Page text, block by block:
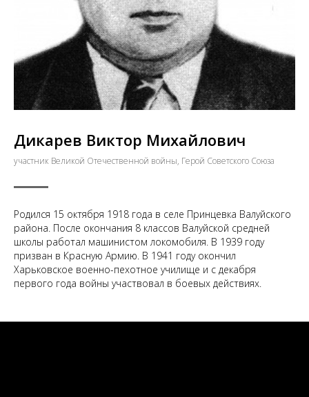
Дикарев Виктор Михайлович
участник Великой Отечественной войны, Герой Советского Союза
Родился 15 октября 1918 года в селе Принцевка Валуйского
района. После окончания 8 классов Валуйской средней
школы работал машинистом локомобиля. В 1939 году
призван в Красную Армию. В 1941 году окончил
Харьковское военно-пехотное училище и с декабря
первого года войны участвовал в боевых действиях.